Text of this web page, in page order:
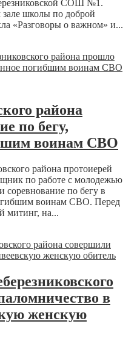
СОШ №1.
школы по доброй
«Разговоры о важном» и...
района
по бегу,
воинам СВО
района протоиерей
по работе с молодежью
по бегу в
воинам СВО. Перед
митинг, на...
в
женскую